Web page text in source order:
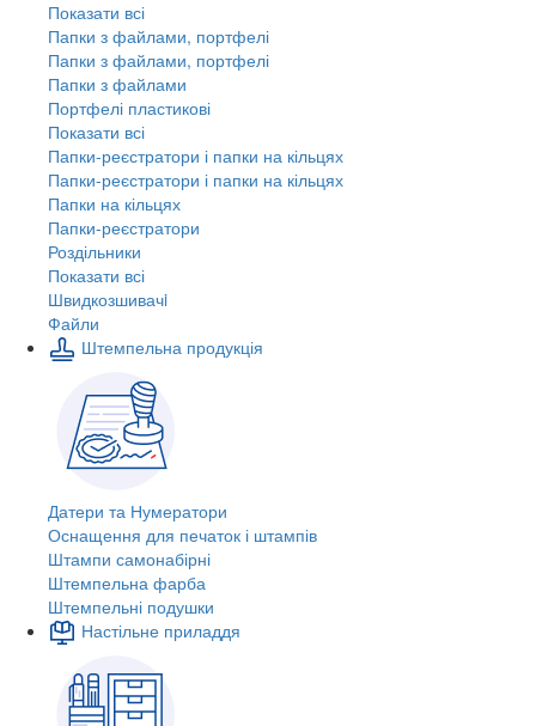
Показати всі
Папки з файлами, портфелі
Папки з файлами, портфелі
Папки з файлами
Портфелі пластикові
Показати всі
Папки-реєстратори і папки на кільцях
Папки-реєстратори і папки на кільцях
Папки на кільцях
Папки-реєстратори
Роздільники
Показати всі
Швидкозшивачi
Файли
Штемпельна продукція
Датери та Нумератори
Оснащення для печаток і штампів
Штампи самонабірні
Штемпельна фарба
Штемпельні подушки
Настільне приладдя